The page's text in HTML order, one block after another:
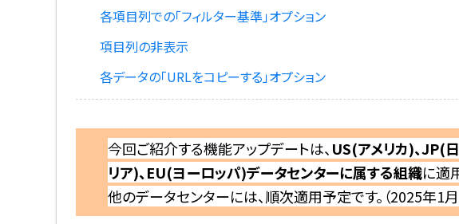
各項目列での「フィルター基準」オプション
項目列の非表示
各データの「URLをコピーする」オプション
今回ご紹介する機能アップデートは、 US(アメリカ)、JP(
リア)、EU(ヨーロッパ)データセンターに属する組織に適
他のデータセンターには、順次適用予定です。 （2025年1